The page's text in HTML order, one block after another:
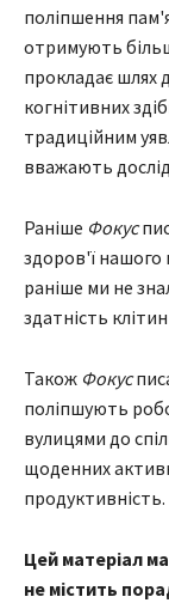
поліпшення
отримують
прокладає шлях
когнітивних
традиційним
вважають
Раніше Фокус
здоров'ї нашого
раніше ми не
здатність
Також Фокус
поліпшують
вулицями до
щоденних
продуктивність.
Цей матеріал
не містить